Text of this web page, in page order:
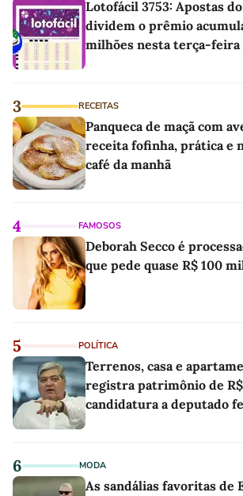
Lotofácil 3753: Apostas
dividem o prêmio
milhões nesta terça-feira
3 RECEITAS
Panqueca de maçã com
receita fofinha, prática e
café da manhã
4 FAMOSOS
Deborah Secco é
que pede quase R$ 100
5 POLÍTICA
Terrenos, casa e
registra patrimônio de
candidatura a deputado
6 MODA
As sandálias favoritas de